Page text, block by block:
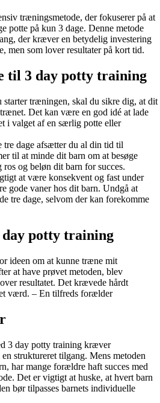
træningsmetode, der fokuserer på at
potte på kun 3 dage. Denne metode
der kræver en betydelig investering
men som lover resultater på kort tid.
til 3 day potty training
starter træningen, skal du sikre dig, at dit
Det kan være en god idé at lade
i valget af en særlig potte eller
dage afsætter du al din tid til
til at minde dit barn om at besøge
og beløn dit barn for succes.
at være konsekvent og fast under
gode vaner hos dit barn. Undgå at
tre dage, selvom der kan forekomme
potty training
ideen om at kunne træne mit
at have prøvet metoden, blev
resultatet. Det krævede hårdt
værd. – En tilfreds forælder
3 day potty training kræver
struktureret tilgang. Mens metoden
har mange forældre haft succes med
Det er vigtigt at huske, at hvert barn
bør tilpasses barnets individuelle